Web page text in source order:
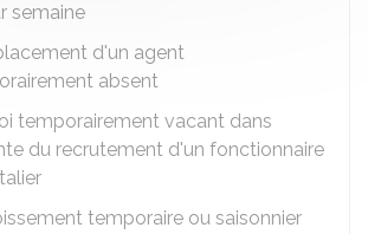
semaine
d'un agent
absent
temporairement vacant dans
du recrutement d'un fonctionnaire
temporaire ou saisonnier